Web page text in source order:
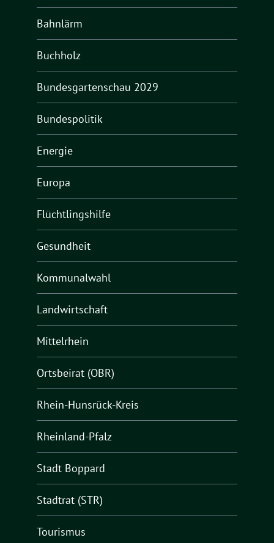
Bahnlärm
Buchholz
Bundesgartenschau 2029
Bundespolitik
Energie
Europa
Flüchtlingshilfe
Gesundheit
Kommunalwahl
Landwirtschaft
Mittelrhein
Ortsbeirat (OBR)
Rhein-Hunsrück-Kreis
Rheinland-Pfalz
Stadt Boppard
Stadtrat (STR)
Tourismus